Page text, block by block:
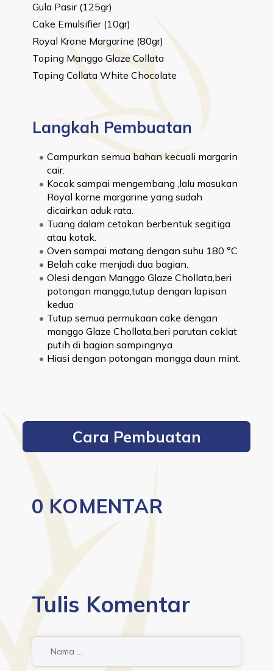
Gula Pasir (125gr)
Cake Emulsifier (10gr)
Royal Krone Margarine (80gr)
Toping Manggo Glaze Collata
Toping Collata White Chocolate
Langkah Pembuatan
Campurkan semua bahan kecuali margarin
cair.
Kocok sampai mengembang ,lalu masukan
Royal korne margarine yang sudah
dicairkan aduk rata.
Tuang dalam cetakan berbentuk segitiga
atau kotak.
Oven sampai matang dengan suhu 180 °C
Belah cake menjadi dua bagian.
Olesi dengan Manggo Glaze Chollata,beri
potongan mangga,tutup dengan lapisan
kedua
Tutup semua permukaan cake dengan
manggo Glaze Chollata,beri parutan coklat
putih di bagian sampingnya
Hiasi dengan potongan mangga daun mint.
Cara Pembuatan
0 KOMENTAR
Tulis Komentar